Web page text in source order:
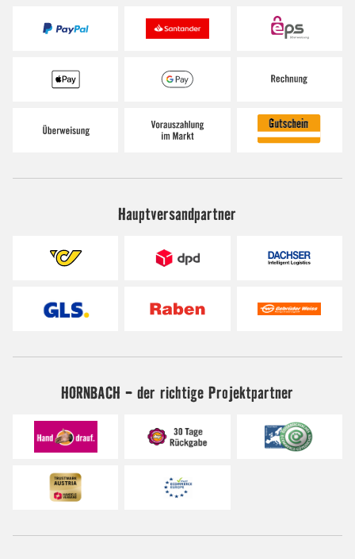
Hauptversandpartner
HORNBACH - der richtige Projektpartner